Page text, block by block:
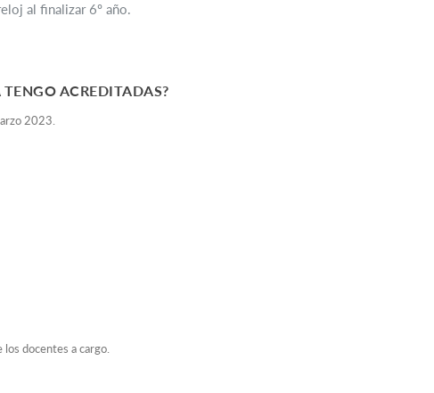
al finalizar 6º año.
ACREDITADAS?
2023.
los docentes a cargo.